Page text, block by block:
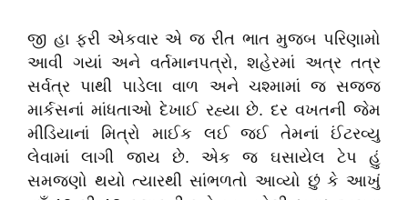
જી હા ફરી એકવાર એ જ રીત ભાત મુજબ પરિણામો
આવી ગયાં અને વર્તમાનપત્રો, શહેરમાં અત્ર તત્ર
સર્વત્ર પાથી પાડેલા વાળ અને ચશ્મામાં જ સજ્જ
માર્કસનાં માંધતાઓ દેખાઈ રહ્યા છે. દર વખતની જેમ
મીડિયાનાં મિત્રો માઈક લઈ જઈ તેમનાં ઈંટરવ્યુ
લેવામાં લાગી જાય છે. એક જ ઘસાયેલ ટેપ હું
સમજણો થયો ત્યારથી સાંભળતો આવ્યો છું કે આખું